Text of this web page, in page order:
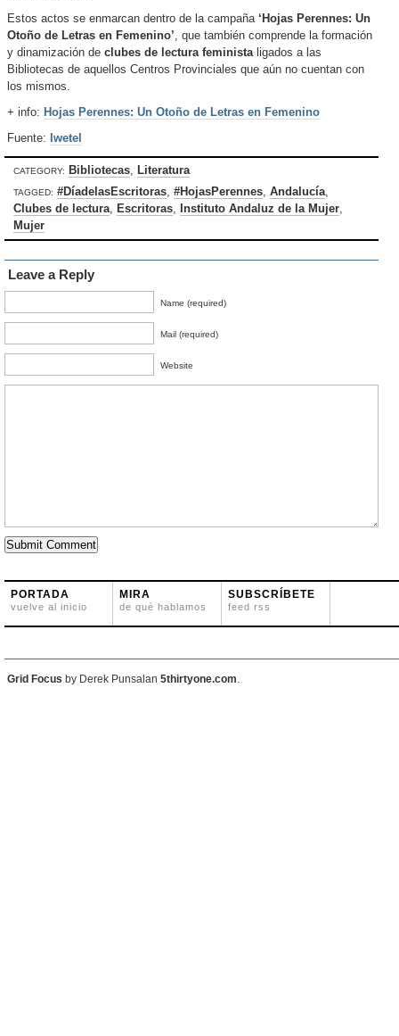
Estos actos se enmarcan dentro de la campaña ‘Hojas Perennes: Un
Otoño de Letras en Femenino’, que también comprende la formación
y dinamización de clubes de lectura feministaligados a las
Bibliotecas de aquellos Centros Provinciales que aún no cuentan con
los mismos.
+ info: Hojas Perennes: Un Otoño de Letras en Femenino
Fuente: Iwetel
CATEGORY: Bibliotecas, Literatura
TAGGED: #DíadelasEscritoras, #HojasPerennes, Andalucía,
Clubes de lectura, Escritoras, Instituto Andaluz de la Mujer,
Mujer
Leave a Reply
Name (required)
Mail (required)
Website
PORTADA
vuelve al inicio
MIRA
de qué hablamos
SUBSCRÍBETE
feed rss
Grid Focus by Derek Punsalan 5thirtyone.com.